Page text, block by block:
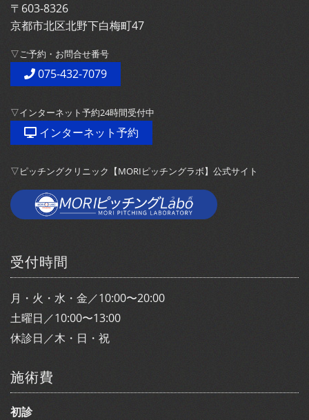
〒603-8326
京都市北区北野下白梅町47
▽ご予約・お問合せ番号
075-432-7079
▽インターネット予約24時間受付中
インターネット予約
▽ピッチングクリニック【MORIピッチングラボ】公式サイト
受付時間
月・火・水・金／10:00〜20:00
土曜日／10:00〜13:00
休診日／木・日・祝
施術費
初診